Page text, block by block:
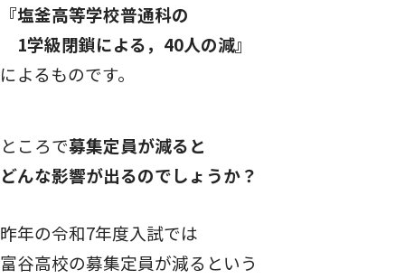
『塩釜高等学校普通科の
1学級閉鎖による，40人の減』
によるものです。
ところで募集定員が減ると
どんな影響が出るのでしょうか？
昨年の令和7年度入試では
富谷高校の募集定員が減るという